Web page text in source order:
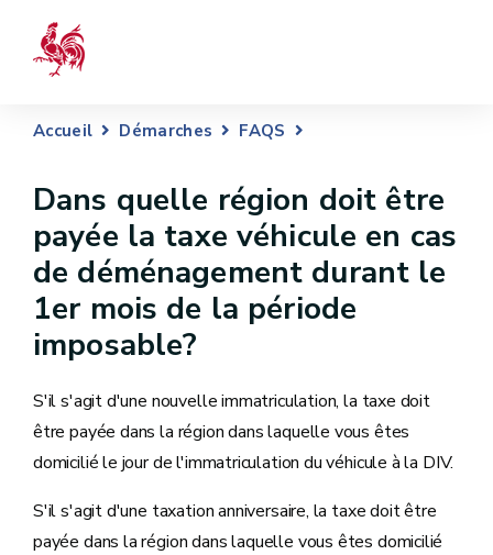
Accueil Démarches FAQS
Dans quelle région doit être
payée la taxe véhicule en cas
de déménagement durant le
1er mois de la période
imposable?
S'il s'agit d'une nouvelle immatriculation, la taxe doit
être payée dans la région dans laquelle vous êtes
domicilié le jour de l'immatriculation du véhicule à la DIV.
S'il s'agit d'une taxation anniversaire, la taxe doit être
payée dans la région dans laquelle vous êtes domicilié